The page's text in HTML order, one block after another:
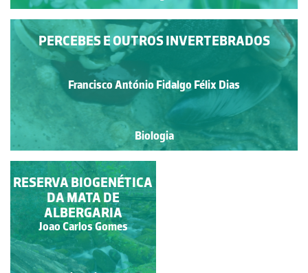
PERCEBES E OUTROS INVERTEBRADOS
Francisco António Fidalgo Félix Dias
Biologia
LÍQUENE MARINHO
CIRCUNDADO POR
CRACAS
Manuela Lopes
RESERVA BIOGENÉTICA
DA MATA DE
ALBERGARIA
Joao Carlos Gomes